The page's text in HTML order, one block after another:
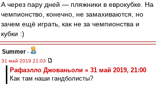
А через пару дней — пляжники в еврокубке. На
чемпионство, конечно, не замахиваются, но
зачем ещё играть, как не за чемпионства и
кубки :)
Summer -
31 май 2019 21:03
Рафаэлло Джованьоли » 31 май 2019, 21:00
Как там наши гандболисты?